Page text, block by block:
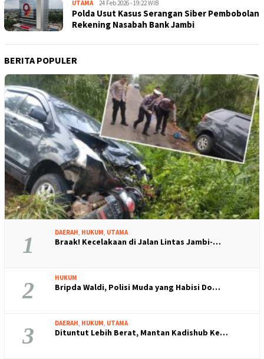
UTAMAKejar
Kabar
24 Feb 2026 - 19:22 WIB
Polda Usut Kasus Serangan Siber Pembobolan
Rekening Nasabah Bank Jambi
BERITA POPULER
1 DAERAH, HUKUM, UTAMA
Braak! Kecelakaan di Jalan Lintas Jambi-…
2 HUKUM
Bripda Waldi, Polisi Muda yang Habisi Do…
3 DAERAH, HUKUM, UTAMA
Dituntut Lebih Berat, Mantan Kadishub Ke…